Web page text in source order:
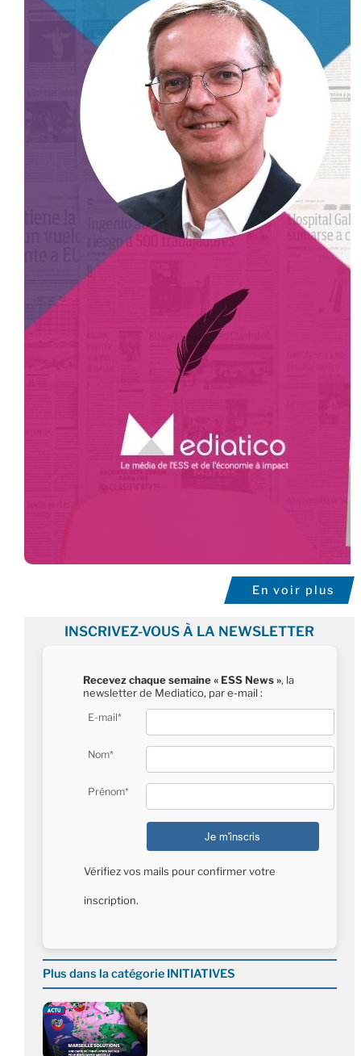
En voir plus
INSCRIVEZ-VOUS À LA NEWSLETTER
Recevez chaque semaine « ESS News », la
newsletter de Mediatico, par e-mail :
E-mail*
Nom*
Prénom*
Vérifiez vos mails pour confirmer votre
inscription.
Plus dans la catégorie INITIATIVES